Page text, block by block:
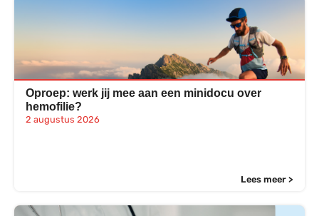
Oproep: werk jij mee aan een minidocu over
hemofilie?
2 augustus 2026
Lees meer >